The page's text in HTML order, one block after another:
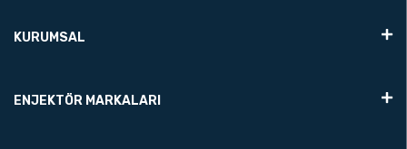
KURUMSAL
ENJEKTÖR MARKALARI